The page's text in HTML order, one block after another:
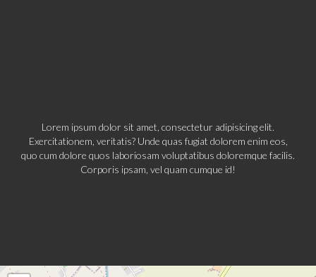
Lorem ipsum dolor sit amet, consectetur adipisicing elit.
Exercitationem, veritatis? Unde quas fugiat dolorem enim eos,
quo cum dolore quos laboriosam voluptatibus doloremque facilis.
Corporis ipsam, vel quam cumque id!